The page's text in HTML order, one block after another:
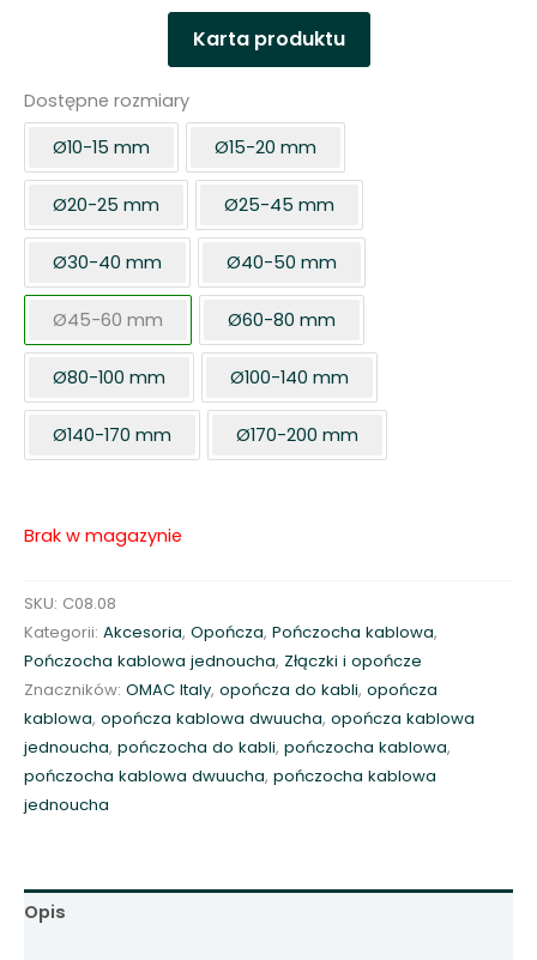
Karta produktu
Dostępne rozmiary
Ø10-15 mm
Ø15-20 mm
Ø20-25 mm Ø25-45 mm
Ø30-40 mm Ø40-50 mm
Ø45-60 mm Ø60-80 mm
Ø80-100 mm Ø100-140 mm
Ø140-170 mm Ø170-200 mm
Brak w magazynie
SKU: C08.08
Kategorii: Akcesoria, Opończa, Pończocha kablowa,
Pończocha kablowa jednoucha, Złączki i opończe
Znaczników: OMAC Italy, opończa do kabli, opończa
kablowa, opończa kablowa dwuucha, opończa kablowa
jednoucha, pończocha do kabli, pończocha kablowa,
pończocha kablowa dwuucha, pończocha kablowa
jednoucha
Opis